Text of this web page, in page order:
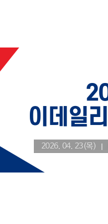
2026. 04. 23(목) |